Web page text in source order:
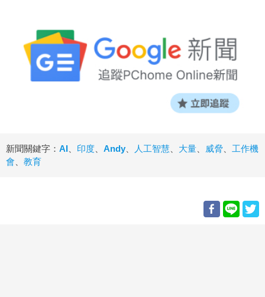
新聞關鍵字： AI 印度 Andy 人工智慧 大量 威脅
工作機
會
教育